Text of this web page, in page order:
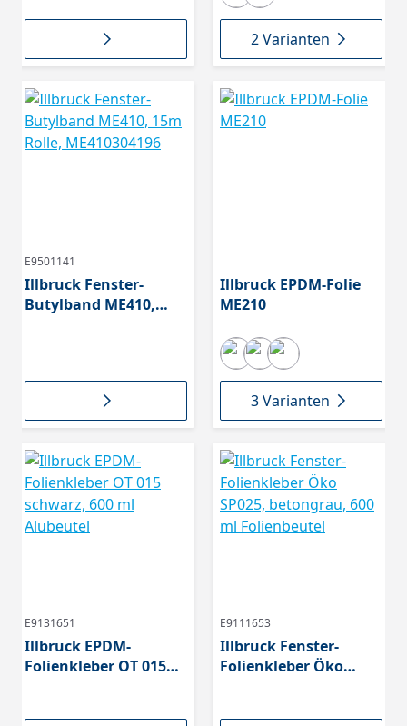
2 Varianten
E9501141
Illbruck Fenster-
Butylband ME410,
Illbruck EPDM-Folie
ME210
3 Varianten
E9131651
Illbruck EPDM-
Folienkleber OT 015
E9111653
Illbruck Fenster-
Folienkleber Öko